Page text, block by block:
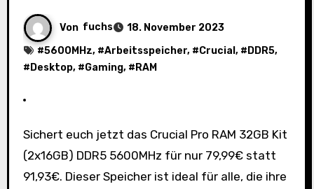
Von fuchs
18. November 2023
#5600MHz, #Arbeitsspeicher, #Crucial , # DDR5,
# Desktop, #Gaming, # RAM
Sichert euch jetzt das Crucial Pro RAM 32GB Kit
(2x16GB) DDR5 5600MHz für nur 79,99€ statt
91,93€. Dieser Speicher ist ideal für alle, die ihre